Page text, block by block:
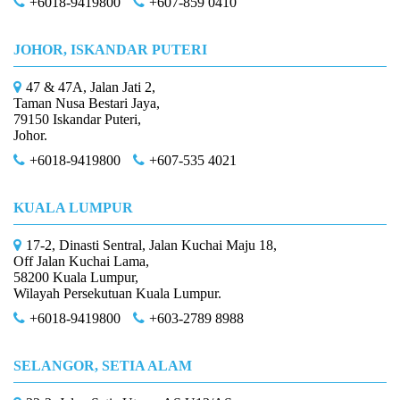
JOHOR, ISKANDAR PUTERI
47 & 47A, Jalan Jati 2,
Taman Nusa Bestari Jaya,
79150 Iskandar Puteri,
Johor.
+6018-9419800
+607-535 4021
KUALA LUMPUR
17-2, Dinasti Sentral, Jalan Kuchai Maju 18,
Off Jalan Kuchai Lama,
58200 Kuala Lumpur,
Wilayah Persekutuan Kuala Lumpur.
+6018-9419800
+603-2789 8988
SELANGOR, SETIA ALAM